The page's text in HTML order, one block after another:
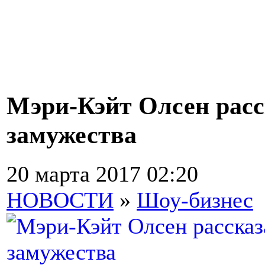
Мэри-Кэйт Олсен
замужества
20 марта 2017 02:20
НОВОСТИ » Шоу-бизнес